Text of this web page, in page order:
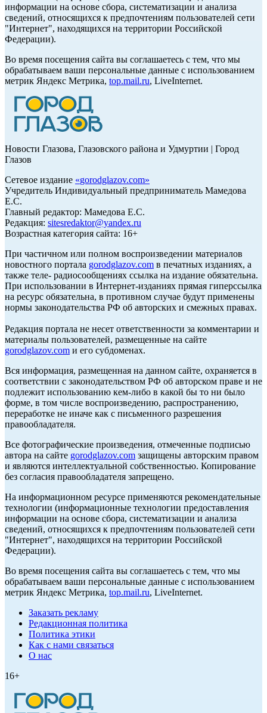
информации на основе сбора, систематизации и анализа
сведений, относящихся к предпочтениям пользователей сети
"Интернет", находящихся на территории Российской
Федерации).
Во время посещения сайта вы соглашаетесь с тем, что мы
обрабатываем ваши персональные данные с использованием
метрик Яндекс Метрика, top.mail.ru, LiveInternet.
Новости Глазова, Глазовского района и Удмуртии | Город
Глазов
Сетевое издание «gorodglazov.com»
Учредитель Индивидуальный предприниматель Мамедова
Е.С.
Главный редактор: Мамедова Е.С.
Редакция: sitesredaktor@yandex.ru
Возрастная категория сайта: 16+
При частичном или полном воспроизведении материалов
новостного портала gorodglazov.com в печатных изданиях, а
также теле- радиосообщениях ссылка на издание обязательна.
При использовании в Интернет-изданиях прямая гиперссылка
на ресурс обязательна, в противном случае будут применены
нормы законодательства РФ об авторских и смежных правах.
Редакция портала не несет ответственности за комментарии и
материалы пользователей, размещенные на сайте
gorodglazov.com и его субдоменах.
Вся информация, размещенная на данном сайте, охраняется в
соответствии с законодательством РФ об авторском праве и не
подлежит использованию кем-либо в какой бы то ни было
форме, в том числе воспроизведению, распространению,
переработке не иначе как с письменного разрешения
правообладателя.
Все фотографические произведения, отмеченные подписью
автора на сайте gorodglazov.com защищены авторским правом
и являются интеллектуальной собственностью. Копирование
без согласия правообладателя запрещено.
На информационном ресурсе применяются рекомендательные
технологии (информационные технологии предоставления
информации на основе сбора, систематизации и анализа
сведений, относящихся к предпочтениям пользователей сети
"Интернет", находящихся на территории Российской
Федерации).
Во время посещения сайта вы соглашаетесь с тем, что мы
обрабатываем ваши персональные данные с использованием
метрик Яндекс Метрика, top.mail.ru, LiveInternet.
Заказать рекламу
Редакционная политика
Политика этики
Как с нами связаться
О нас
16+